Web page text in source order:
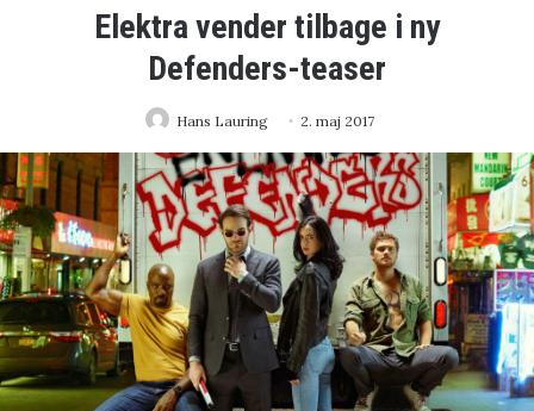
Elektra vender tilbage i ny
Defenders-teaser
Hans Lauring 2. maj 2017